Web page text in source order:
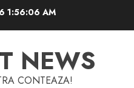
1:56:06 AM
NEWS
CONTEAZA!